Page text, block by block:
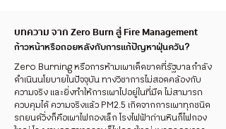
บทความ จาก Zero Burn สู่ Fire Management
ก้าวหน้าหรือถอยหลังกับการแก้ปัญหาฝุ่นควัน?
Zero Burning หรือการห้ามเผาเด็ดขาดที่รัฐบาลกำลัง
ดำเนินนโยบายในปัจจุบัน ทางวิชาการไม่สอดคล้องกับ
ความจริง และยิ่งทำให้การเผาไปอยู่ในที่มืด ไม่สามารถ
ควบคุมได้ ความจริงแล้ว PM2.5 เกิดจากการเผาทุกชนิด
รถยนต์วิ่งก็คือเผาไฟกองเล็ก โรงไฟฟ้าถ่านหินก็ไฟกอง